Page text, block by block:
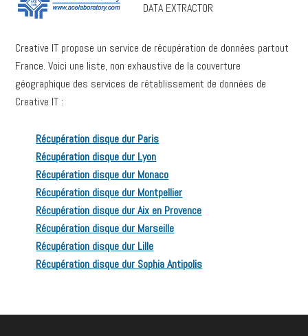
DATA EXTRACTOR
Creative IT propose un service de récupération de données partout
France. Voici une liste, non exhaustive de la couverture
géographique des services de rétablissement de données de
Creative IT :
Récupération disque dur Paris
Récupération disque dur Lyon
Récupération disque dur Monaco
Récupération disque dur Montpellier
Récupération disque dur Aix en Provence
Récupération disque dur Marseille
Récupération disque dur Lille
Récupération disque dur Sophia Antipolis